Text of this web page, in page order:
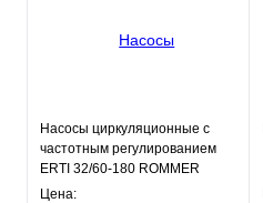
Насосы циркуляционные с
частотным регулированием
ERTI 32/60-180 ROMMER
Цена: